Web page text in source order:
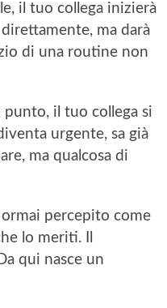
il tuo collega inizierà
ma darà
di una routine non
il tuo collega si
urgente, sa già
ma qualcosa di
percepito come
lo meriti. Il
qui nasce un